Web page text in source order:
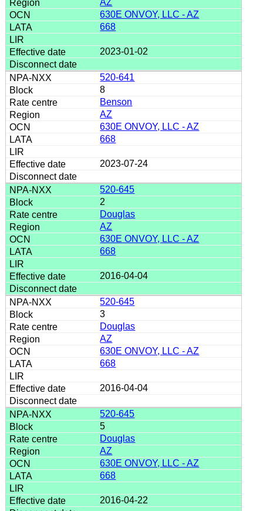
630E ONVOY, LLC - AZ
668
2023-01-02
520-641
8
Benson
AZ
630E ONVOY, LLC - AZ
668
2023-07-24
520-645
2
Douglas
AZ
630E ONVOY, LLC - AZ
668
2016-04-04
520-645
3
Douglas
AZ
630E ONVOY, LLC - AZ
668
2016-04-04
520-645
5
Douglas
AZ
630E ONVOY, LLC - AZ
668
2016-04-22